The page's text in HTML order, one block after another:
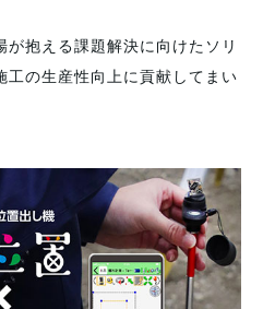
抱える課題解決に向けたソリ
工の生産性向上に貢献してまい